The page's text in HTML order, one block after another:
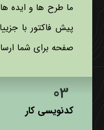
ما طرح ها و ایده
پیش فاکتور با
صفحه برای شما
کدنویسی کار